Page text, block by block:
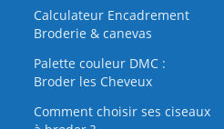
Calculateur Encadrement
Broderie & canevas
Palette couleur DMC :
Broder les Cheveux
Comment choisir ses ciseaux